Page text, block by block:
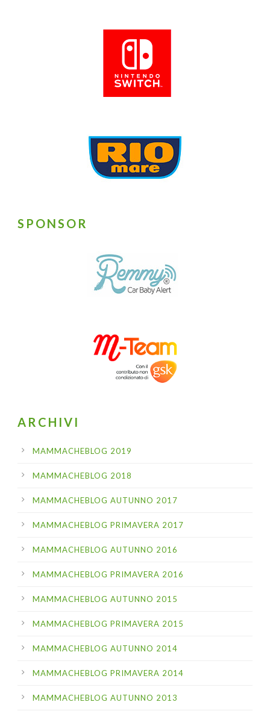
SPONSOR
ARCHIVI
MAMMACHEBLOG 2019
MAMMACHEBLOG 2018
MAMMACHEBLOG AUTUNNO 2017
MAMMACHEBLOG PRIMAVERA 2017
MAMMACHEBLOG AUTUNNO 2016
MAMMACHEBLOG PRIMAVERA 2016
MAMMACHEBLOG AUTUNNO 2015
MAMMACHEBLOG PRIMAVERA 2015
MAMMACHEBLOG AUTUNNO 2014
MAMMACHEBLOG PRIMAVERA 2014
MAMMACHEBLOG AUTUNNO 2013